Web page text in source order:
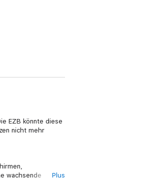
EZB könnte diese
nicht mehr
wachsende
Plus